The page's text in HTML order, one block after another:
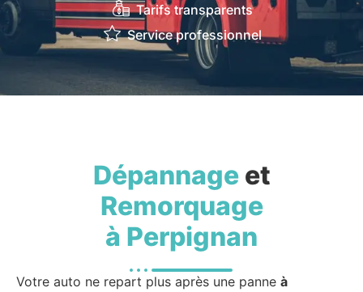
Tarifs transparents
Service professionnel
Dépannageet
Remorquage
à Perpignan
Votre auto ne repart plus après une panne à